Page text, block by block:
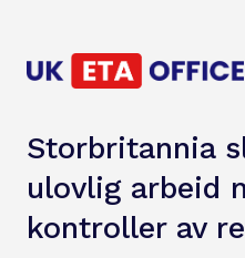
Storbritannia
ulovlig arbeid
kontroller av